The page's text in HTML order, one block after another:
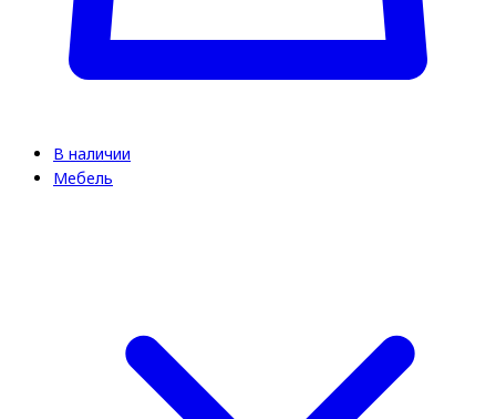
В наличии
Мебель